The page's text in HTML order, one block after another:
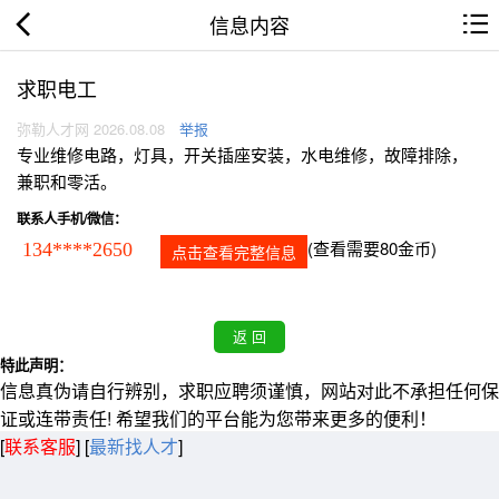
信息内容
求职电工
弥勒人才网 2026.08.08 举报
专业维修电路，灯具，开关插座安装，水电维修，故障排除，
兼职和零活。
联系人手机/微信：
134****2650 点击查看完整信息 (查看需要80金币)
特此声明：
信息真伪请自行辨别，求职应聘须谨慎，网站对此不承担任何保
证或连带责任! 希望我们的平台能为您带来更多的便利！
[联系客服] [最新找人才]